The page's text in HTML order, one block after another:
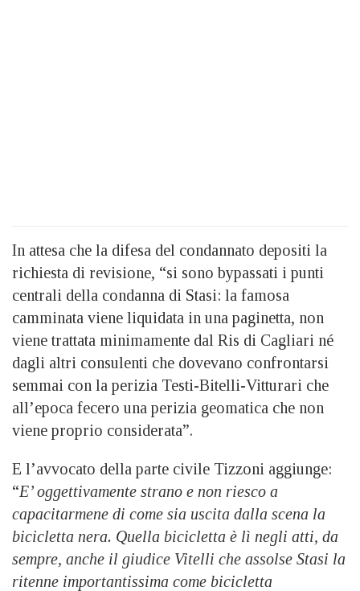
In attesa che la difesa del condannato depositi la
richiesta di revisione, “si sono bypassati i punti
centrali della condanna di Stasi: la famosa
camminata viene liquidata in una paginetta, non
viene trattata minimamente dal Ris di Cagliari né
dagli altri consulenti che dovevano confrontarsi
semmai con la perizia Testi-Bitelli-Vitturari che
all’epoca fecero una perizia geomatica che non
viene proprio considerata”.
E l’avvocato della parte civile Tizzoni aggiunge:
“E’ oggettivamente strano e non riesco a
capacitarmene di come sia uscita dalla scena la
bicicletta nera. Quella bicicletta è lì negli atti, da
sempre, anche il giudice Vitelli che assolse Stasi la
ritenne importantissima come bicicletta